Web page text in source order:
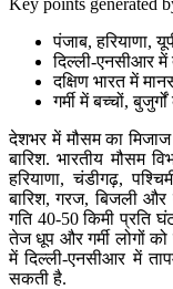
पंजाब, हरियाणा,
दिल्ली-एनसीआर में
दक्षिण भारत में
गर्मी में बच्चों,
देशभर में मौसम का
बारिश. भारतीय मौसम
हरियाणा, चंडीगढ़,
बारिश, गरज, बिजली
गति 40-50 किमी प्रति
तेज धूप और गर्मी लोगों
में दिल्ली-एनसीआर में
सकती है.